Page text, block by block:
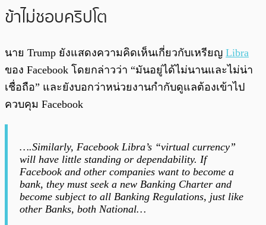
ข้าไม่ชอบคริปโต
นาย Trump ยังแสดงความคิดเห็นเกี่ยวกับเหรียญ Libra
ของ Facebook โดยกล่าวว่า “มันอยู่ได้ไม่นานและไม่น่า
เชื่อถือ” และยังบอกว่าหน่วยงานกำกับดูแลต้องเข้าไป
ควบคุม Facebook
….Similarly, Facebook Libra’s “virtual currency”
will have little standing or dependability. If
Facebook and other companies want to become a
bank, they must seek a new Banking Charter and
become subject to all Banking Regulations, just like
other Banks, both National…